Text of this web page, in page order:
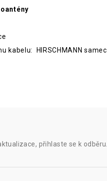
kabelu: HIRSCHMANN samec
přihlaste se k odběru.